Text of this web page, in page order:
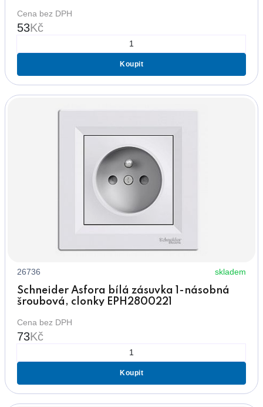
Cena bez DPH
53Kč
Koupit
26736 skladem
Schneider Asfora bílá zásuvka 1-násobná
šroubová, clonky EPH2800221
Cena bez DPH
73Kč
Koupit